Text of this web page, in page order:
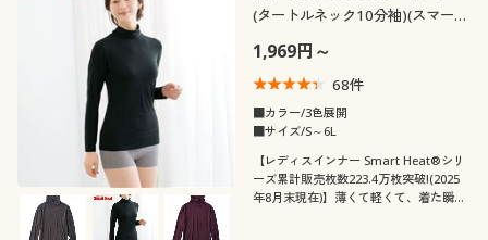
(タートルネック10分袖)(スマート
1,969円～
68件
■カラー/3色展開
■サイズ/S～6L
【レディスインナー Smart Heat®シリ
ーズ累計販売枚数223.4万枚突破!(2025
年8月末現在)】薄くて軽くて、着た瞬間